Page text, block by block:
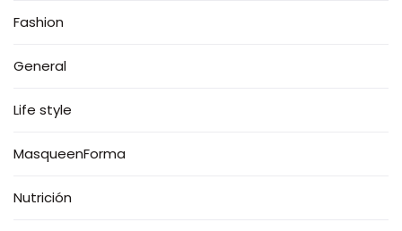
Fashion
General
Life style
MasqueenForma
Nutrición